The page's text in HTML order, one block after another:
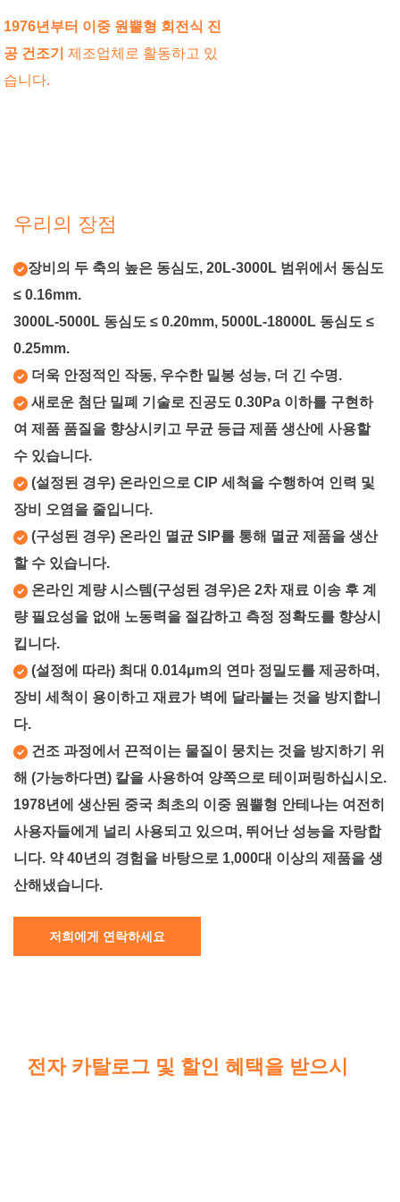
1976년부터 이중 원뿔형 회전식 진
공 건조기 제조업체로 활동하고 있
습니다.
우리의 장점
장비의 두 축의 높은 동심도, 20L-3000L 범위에서 동심도
≤ 0.16mm.
3000L-5000L 동심도 ≤ 0.20mm, 5000L-18000L 동심도 ≤
0.25mm.
더욱 안정적인 작동, 우수한 밀봉 성능, 더 긴 수명.
새로운 첨단 밀폐 기술로 진공도 0.30Pa 이하를 구현하
여 제품 품질을 향상시키고 무균 등급 제품 생산에 사용할
수 있습니다.
(설정된 경우) 온라인으로 CIP 세척을 수행하여 인력 및
장비 오염을 줄입니다.
(구성된 경우) 온라인 멸균 SIP를 통해 멸균 제품을 생산
할 수 있습니다.
온라인 계량 시스템(구성된 경우)은 2차 재료 이송 후 계
량 필요성을 없애 노동력을 절감하고 측정 정확도를 향상시
킵니다.
(설정에 따라) 최대 0.014μm의 연마 정밀도를 제공하며,
장비 세척이 용이하고 재료가 벽에 달라붙는 것을 방지합니
다.
건조 과정에서 끈적이는 물질이 뭉치는 것을 방지하기 위
해 (가능하다면) 칼을 사용하여 양쪽으로 테이퍼링하십시오.
1978년에 생산된 중국 최초의 이중 원뿔형 안테나는 여전히
사용자들에게 널리 사용되고 있으며, 뛰어난 성능을 자랑합
니다. 약 40년의 경험을 바탕으로 1,000대 이상의 제품을 생
산해냈습니다.
저희에게 연락하세요
전자 카탈로그 및 할인 혜택을 받으시